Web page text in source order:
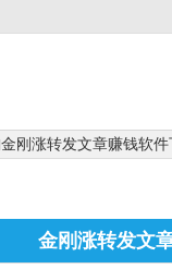
金刚涨转发文章赚钱软件
金刚涨转发文